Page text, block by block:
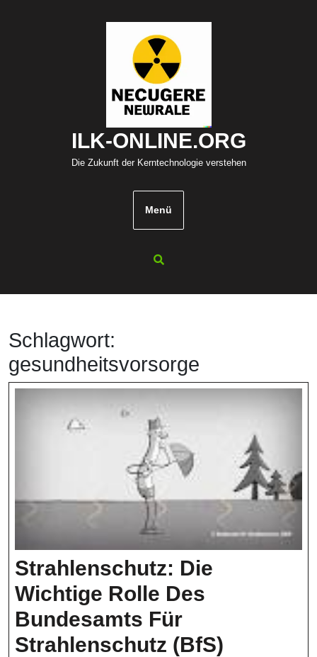
ILK-ONLINE.ORG
Die Zukunft der Kerntechnologie verstehen
Menü
Schlagwort:
gesundheitsvorsorge
Strahlenschutz: Die
Wichtige Rolle Des
Bundesamts Für
Strahlenschutz (BfS)